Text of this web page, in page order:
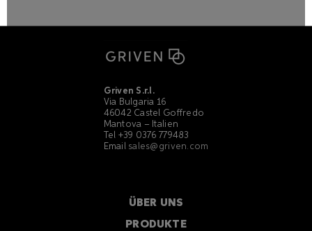
Griven S.r.l.
Via Bulgaria 16
46042 Castel Goffredo
Mantova – Italien
Tel +39 0376 779483
Email sales@griven.com
ÜBER UNS
PRODUKTE